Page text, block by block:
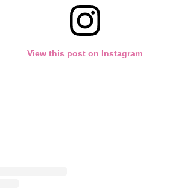
View this post on Instagram